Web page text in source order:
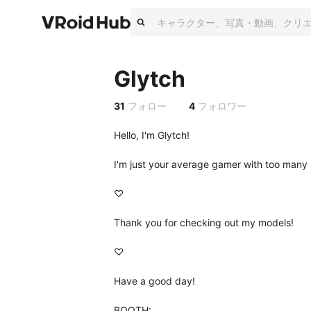
Glytch
31 フォロー 4 フォロワー
Hello, I'm Glytch!
I'm just your average gamer with too many
♡
Thank you for checking out my models!
♡
Have a good day!